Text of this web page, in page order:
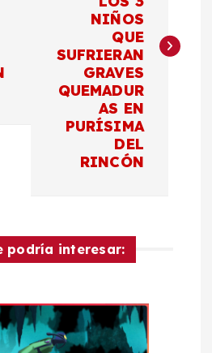
NIÑOS
QUE
SUFRIERAN
GRAVES
QUEMADUR
AS EN
PURÍSIMA
DEL
RINCÓN
podría interesar: